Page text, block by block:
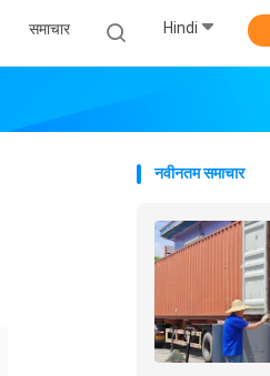
समाचार Hindi
नवीनतम समाचार